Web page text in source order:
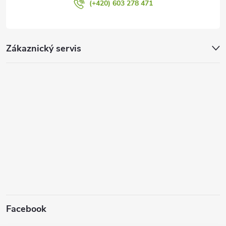
Zákaznický servis
Facebook
(+420) 603 278 471